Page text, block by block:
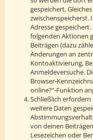
gespeichert.
zwischenspeicherst.
Adresse
folgenden Aktionen
Beiträgen (dazu
Änderungen an
Kontoaktivierung,
Anmeldeversuche.
Browser-
online?“-Funktion
Schließlich erfordern
weitere Daten
von deinen
Lesezeichen oder